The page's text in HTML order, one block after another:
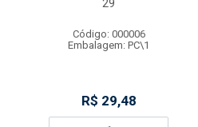
29
Código: 000006
Embalagem: PC\1
R$ 29,48